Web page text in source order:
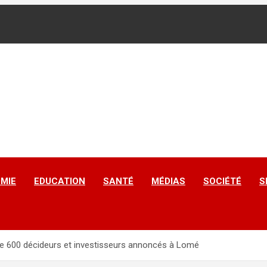
EDUCATION SANTÉ MÉDIAS SOCIÉTÉ
600 décideurs et investisseurs annoncés à Lomé